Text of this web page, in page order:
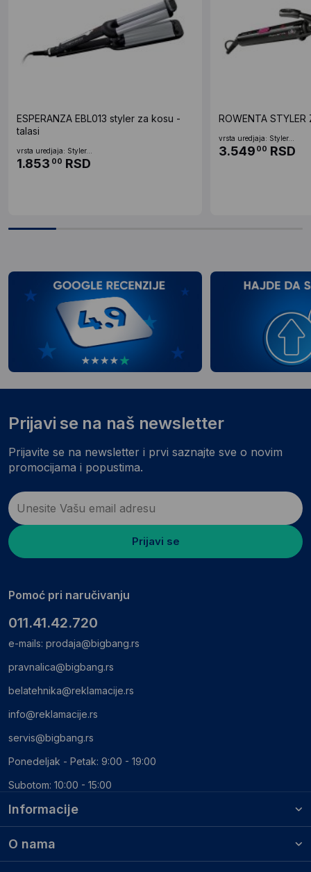
ESPERANZA EBL013 styler za kosu -
talasi
vrsta uredjaja: Styler...
1.853 00 RSD
ROWENTA STYLER
vrsta uredjaja: Styler...
3.549 00 RSD
Informacije
O nama
Prijavi se na naš newsletter
Prijavite se na newsletter i prvi saznajte sve o novim
promocijama i popustima.
Prijavi se
Pomoć pri naručivanju
011.41.42.720
e-mails: prodaja@bigbang.rs
pravnalica@bigbang.rs
belatehnika@reklamacije.rs
info@reklamacije.rs
servis@bigbang.rs
Ponedeljak - Petak: 9:00 - 19:00
Subotom: 10:00 - 15:00